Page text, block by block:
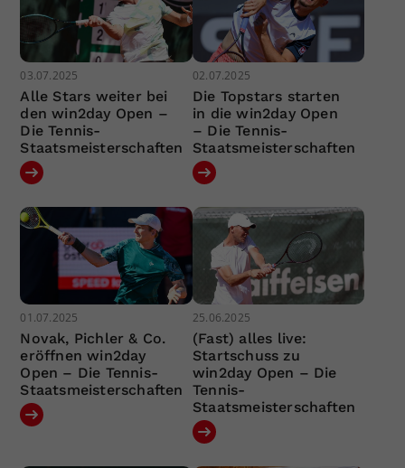
03.07.2025
Alle Stars weiter bei
den win2day Open –
Die Tennis-
Staatsmeisterschaften
02.07.2025
Die Topstars starten
in die win2day Open
– Die Tennis-
Staatsmeisterschaften
01.07.2025
Novak, Pichler & Co.
eröffnen win2day
Open – Die Tennis-
Staatsmeisterschaften
25.06.2025
(Fast) alles live:
Startschuss zu
win2day Open – Die
Tennis-
Staatsmeisterschaften